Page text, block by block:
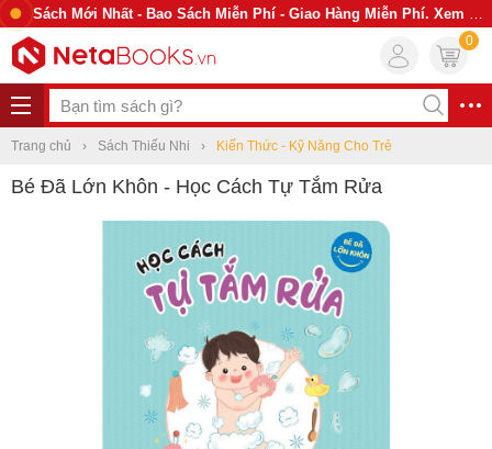
Sách Mới Nhất - Bao Sách Miễn Phí - Giao Hàng Miễn Phí. Xem Ngay
0
Trang chủ Sách Thiếu Nhi Kiến Thức - Kỹ Năng Cho Trẻ
Bé Đã Lớn Khôn - Học Cách Tự Tắm Rửa